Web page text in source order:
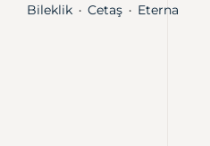
Bileklik ・ Cetaş ・ Eterna